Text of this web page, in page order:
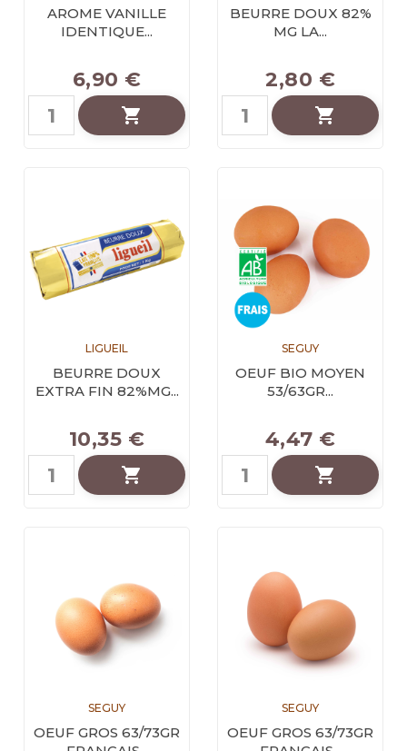
AROME VANILLE
IDENTIQUE...
6,90 €

BEURRE DOUX 82%
MG LA...
2,80 €

LIGUEIL
BEURRE DOUX
EXTRA FIN 82%MG...
10,35 €

SEGUY
OEUF BIO MOYEN
53/63GR...
4,47 €

SEGUY
OEUF GROS 63/73GR
SEGUY
OEUF GROS 63/73GR